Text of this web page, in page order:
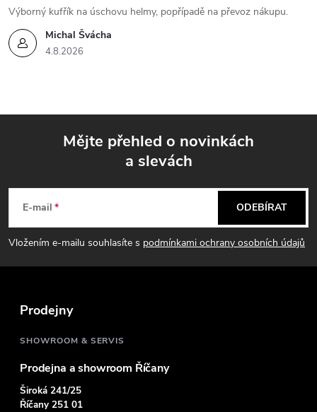
Michal Švácha
4.8.2026
Výborný kufřík na úschovu helmy, popřípadě na převoz nákupu.
p
a
Mějte přehled o novinkách
a slevách
E-mail
Vložením e-mailu souhlasíte s podmínkami ochrany osobních údajů
ODEBÍRAT
Prodejny
SHOWROOM & SERVIS
Prodejna a showroom Říčany
Široká 241/25
Říčany 251 01